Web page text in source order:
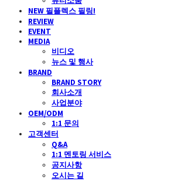
NEW 필플렉스 필링!
REVIEW
EVENT
MEDIA
비디오
뉴스 및 행사
BRAND
BRAND STORY
회사소개
사업분야
OEM/ODM
1:1 문의
고객센터
Q&A
1:1 멘토링 서비스
공지사항
오시는 길